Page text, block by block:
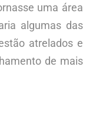
uma área
algumas das
atrelados e
de mais